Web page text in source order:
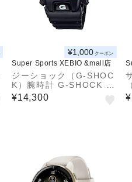
¥1,000 クーポン
Super Sports XEBIO &mall店
ジーショック（G-SHOC
K）腕時計 G‐SHOCK D
W-6900RL-1JF
¥14,300